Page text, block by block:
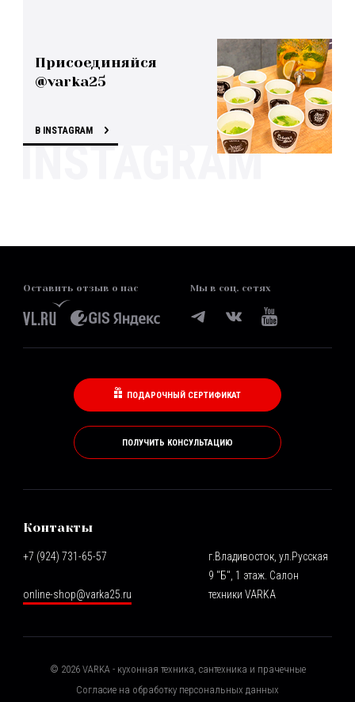
Присоединяйся
@varka25
В INSTAGRAM
Оставить отзыв о нас Мы в соц. сетях
ПОДАРОЧНЫЙ СЕРТИФИКАТ
ПОЛУЧИТЬ КОНСУЛЬТАЦИЮ
Контакты
+7 (924) 731-65-57
online-shop@varka25.ru
г.Владивосток, ул.Русская
9 "Б", 1 этаж. Салон
техники VARKA
© 2026VARKA - кухонная техника, сантехника и прачечные
Согласие на обработку персональных данных